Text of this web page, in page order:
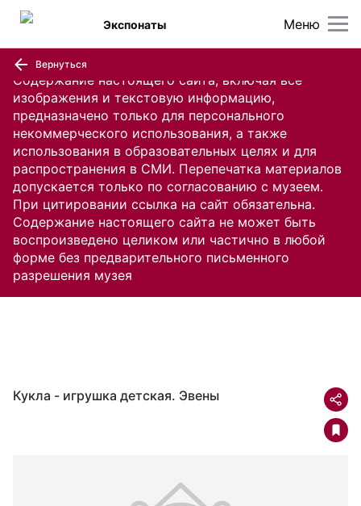
Содержание настоящего сайта, включая все
изображения и текстовую информацию,
предназначено только для персонального
некоммерческого использования, а также
использования в образовательных целях и для
распространения в СМИ. Перепечатка материалов
допускается только по согласованию с музеем.
При цитировании ссылка на сайт обязательна.
Содержание настоящего сайта не может быть
воспроизведено целиком или частично в любой
форме без предварительного письменного
разрешения музея
Меню
Экспонаты
Вернуться
Кукла - игрушка детская. Эвены